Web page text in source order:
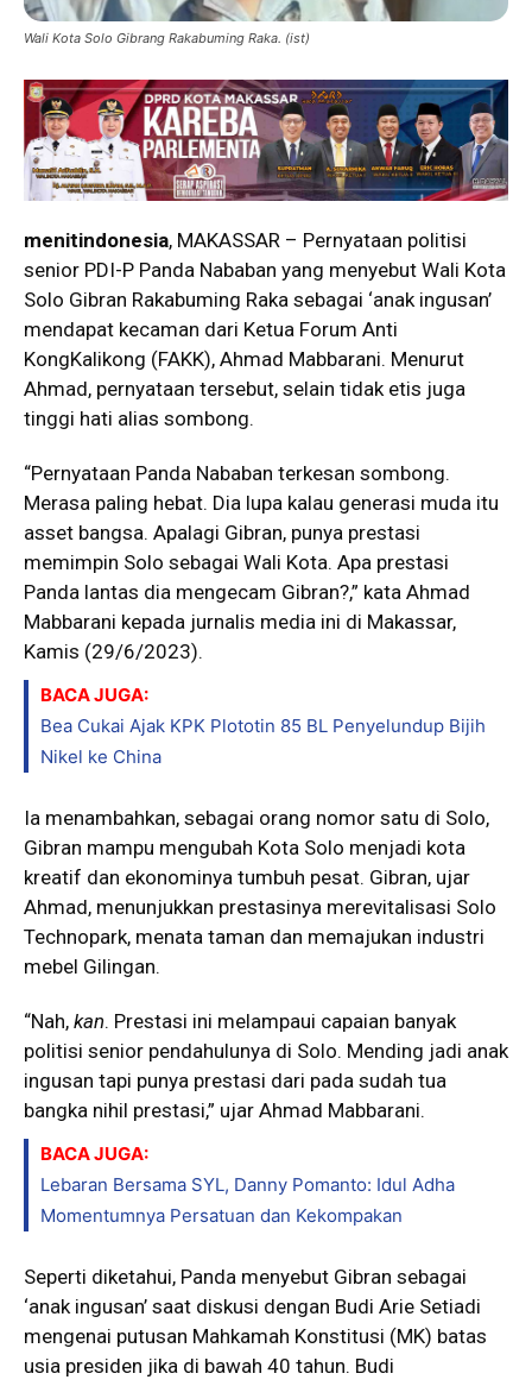
Wali Kota Solo Gibrang Rakabuming Raka. (ist)
menitindonesia, MAKASSAR – Pernyataan politisi
senior PDI-P Panda Nababan yang menyebut Wali Kota
Solo Gibran Rakabuming Raka sebagai ‘anak ingusan’
mendapat kecaman dari Ketua Forum Anti
KongKalikong (FAKK), Ahmad Mabbarani. Menurut
Ahmad, pernyataan tersebut, selain tidak etis juga
tinggi hati alias sombong.
“Pernyataan Panda Nababan terkesan sombong.
Merasa paling hebat. Dia lupa kalau generasi muda itu
asset bangsa. Apalagi Gibran, punya prestasi
memimpin Solo sebagai Wali Kota. Apa prestasi
Panda lantas dia mengecam Gibran?,” kata Ahmad
Mabbarani kepada jurnalis media ini di Makassar,
Kamis (29/6/2023).
BACA JUGA:
Bea Cukai Ajak KPK Plototin 85 BL Penyelundup Bijih
Nikel ke China
Ia menambahkan, sebagai orang nomor satu di Solo,
Gibran mampu mengubah Kota Solo menjadi kota
kreatif dan ekonominya tumbuh pesat. Gibran, ujar
Ahmad, menunjukkan prestasinya merevitalisasi Solo
Technopark, menata taman dan memajukan industri
mebel Gilingan.
“Nah, kan. Prestasi ini melampaui capaian banyak
politisi senior pendahulunya di Solo. Mending jadi anak
ingusan tapi punya prestasi dari pada sudah tua
bangka nihil prestasi,” ujar Ahmad Mabbarani.
BACA JUGA:
Lebaran Bersama SYL, Danny Pomanto: Idul Adha
Momentumnya Persatuan dan Kekompakan
Seperti diketahui, Panda menyebut Gibran sebagai
‘anak ingusan’ saat diskusi dengan Budi Arie Setiadi
mengenai putusan Mahkamah Konstitusi (MK) batas
usia presiden jika di bawah 40 tahun. Budi